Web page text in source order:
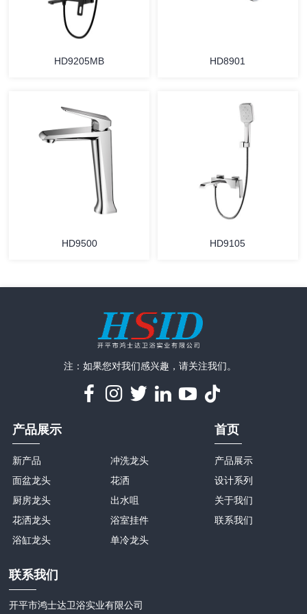
HD9205MB HD8901
HD9500 HD9105
注：如果您对我们感兴趣，请关注我们。
产品展示
新产品
面盆龙头
厨房龙头
花洒龙头
浴缸龙头
冲洗龙头
花洒
出水咀
浴室挂件
单冷龙头
首页
产品展示
设计系列
关于我们
联系我们
联系我们
开平市鸿士达卫浴实业有限公司